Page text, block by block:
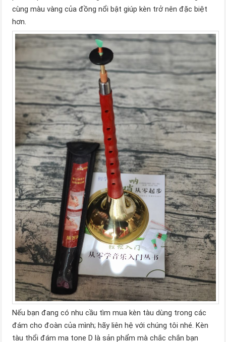
cùng màu vàng của đồng nổi bật giúp kèn trở nên đặc biệt
hơn.
Nếu bạn đang có nhu cầu tìm mua kèn tàu dùng trong các
đám cho đoàn của mình; hãy liên hệ với chúng tôi nhé. Kèn
tàu thổi đám ma tone D là sản phẩm mà chắc chắn bạn